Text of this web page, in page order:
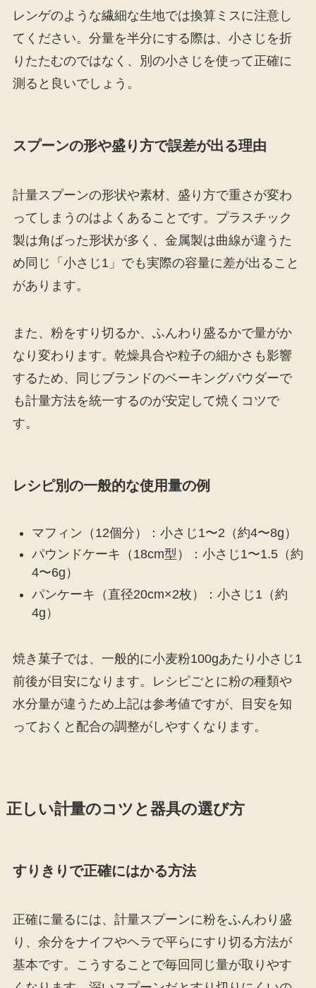
レンゲのような繊細な生地では換算ミスに注意し
てください。分量を半分にする際は、小さじを折
りたたむのではなく、別の小さじを使って正確に
測ると良いでしょう。
スプーンの形や盛り方で誤差が出る理由
計量スプーンの形状や素材、盛り方で重さが変わ
ってしまうのはよくあることです。プラスチック
製は角ばった形状が多く、金属製は曲線が違うた
め同じ「小さじ1」でも実際の容量に差が出ること
があります。
また、粉をすり切るか、ふんわり盛るかで量がか
なり変わります。乾燥具合や粒子の細かさも影響
するため、同じブランドのベーキングパウダーで
も計量方法を統一するのが安定して焼くコツで
す。
レシピ別の一般的な使用量の例
マフィン（12個分）：小さじ1〜2（約4〜8g）
パウンドケーキ（18cm型）：小さじ1〜1.5（約
4〜6g）
パンケーキ（直径20cm×2枚）：小さじ1（約
4g）
焼き菓子では、一般的に小麦粉100gあたり小さじ1
前後が目安になります。レシピごとに粉の種類や
水分量が違うため上記は参考値ですが、目安を知
っておくと配合の調整がしやすくなります。
正しい計量のコツと器具の選び方
すりきりで正確にはかる方法
正確に量るには、計量スプーンに粉をふんわり盛
り、余分をナイフやヘラで平らにすり切る方法が
基本です。こうすることで毎回同じ量が取りやす